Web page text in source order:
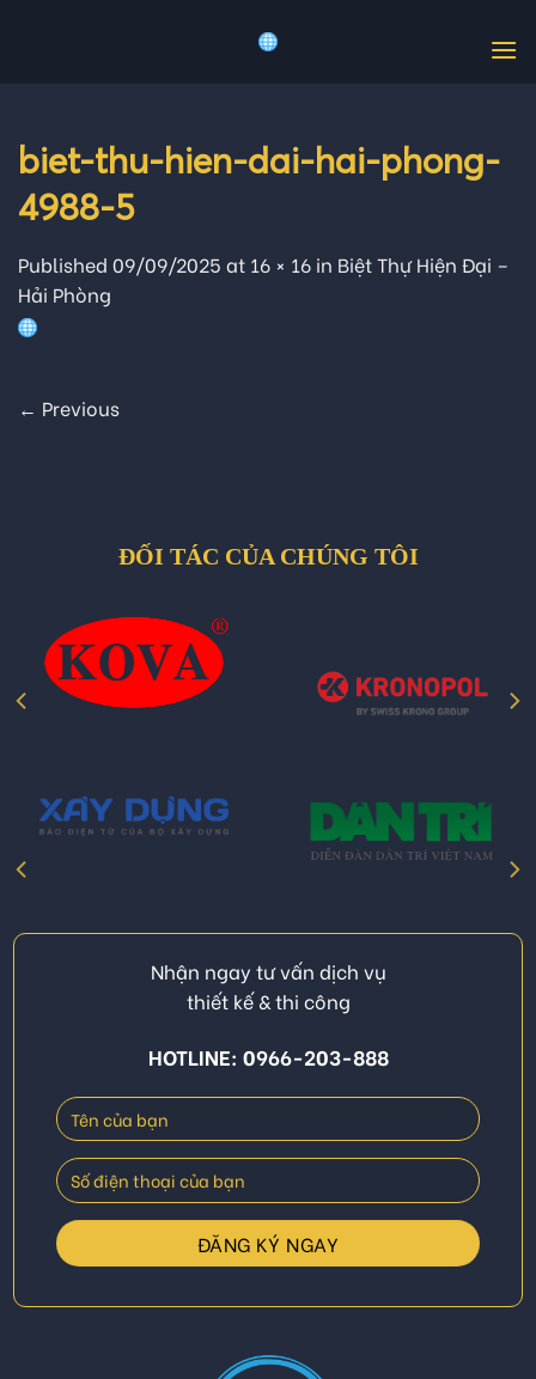
biet-thu-hien-dai-hai-phong-
4988-5
Published 09/09/2025 at 16 × 16 in Biệt Thự Hiện Đại –
Hải Phòng
← Previous
ĐỐI TÁC CỦA CHÚNG TÔI
Nhận ngay tư vấn dịch vụ
thiết kế & thi công
HOTLINE: 0966-203-888